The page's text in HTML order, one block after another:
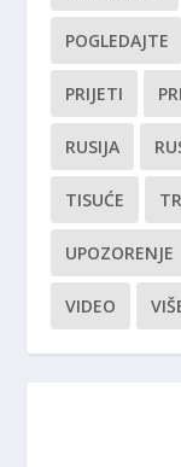
POGLEDAJTE
PRIJETI
RUSIJA
TISUĆE
UPOZORENJE
VIDEO